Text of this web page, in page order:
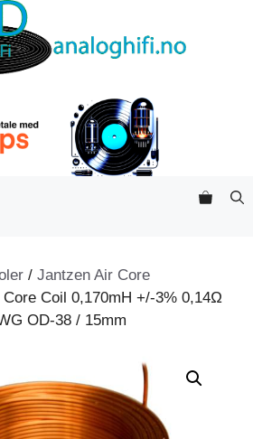
/ Jantzen Air Core
Coil 0,170mH +/-3% 0,14Ω
OD-38 / 15mm